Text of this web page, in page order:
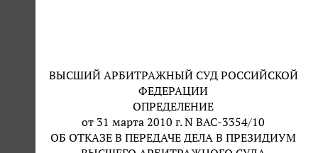
ВЫСШИЙ АРБИТРАЖНЫЙ СУД РОССИЙСКОЙ
ФЕДЕРАЦИИ
ОПРЕДЕЛЕНИЕ
от 31 марта 2010 г. N ВАС-3354/10
ОБ ОТКАЗЕ В ПЕРЕДАЧЕ ДЕЛА В ПРЕЗИДИУМ